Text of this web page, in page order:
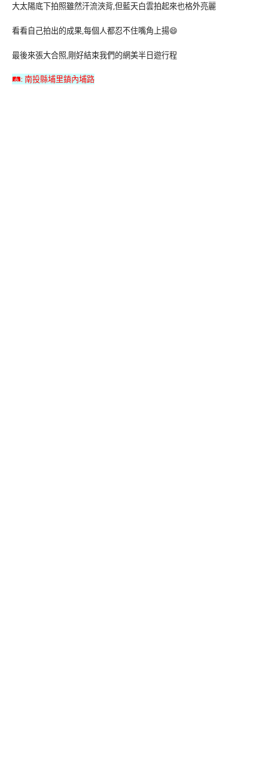
大太陽底下拍照雖然汗流浹背,但藍天白雲拍起來也格外亮麗
看看自己拍出的成果,每個人都忍不住嘴角上揚😄
最後來張大合照,剛好結束我們的網美半日遊行程
🛤: 南投縣埔里鎮內埔路